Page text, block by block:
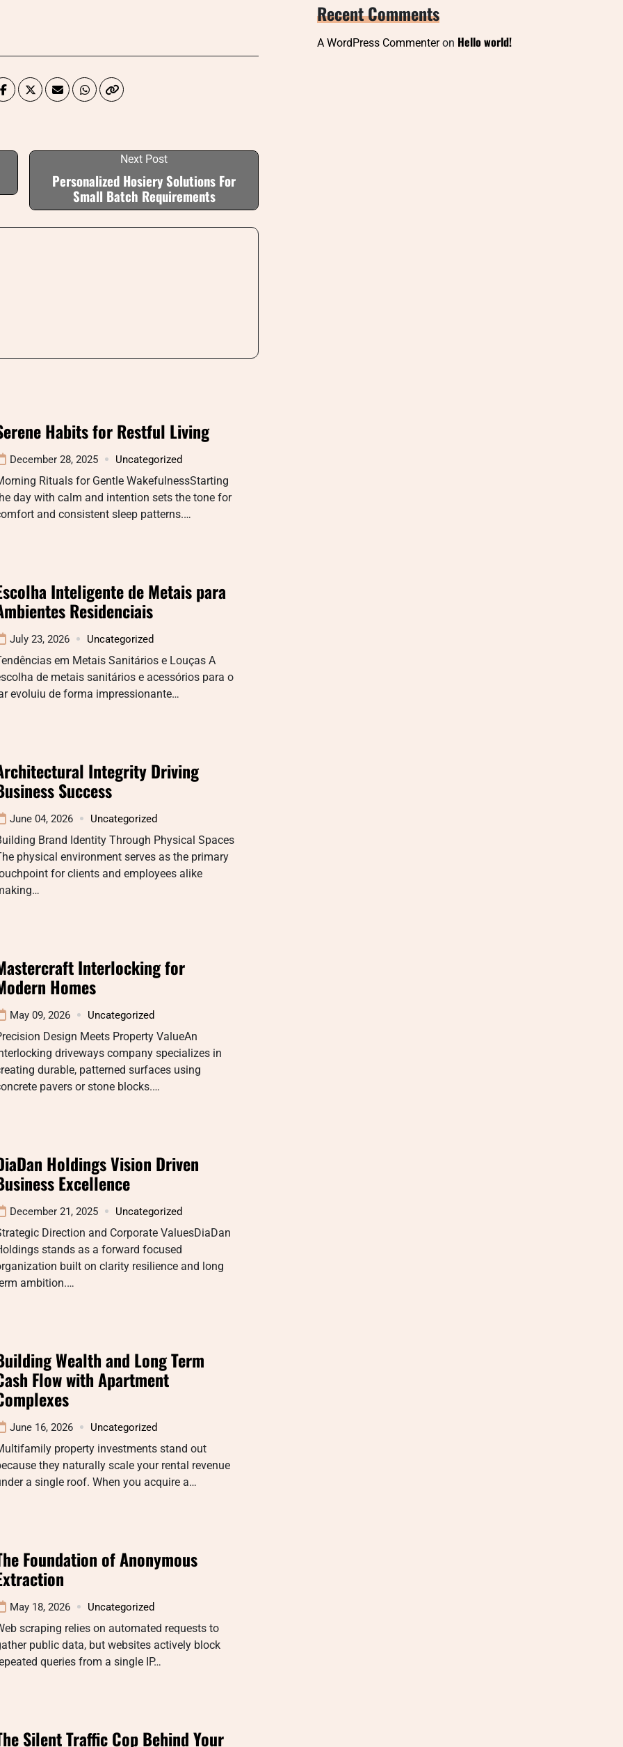
Next Post
Personalized Hosiery Solutions For
Small Batch Requirements
Habits for Restful Living
December 28, 2025 Uncategorized
Rituals for Gentle WakefulnessStarting
day with calm and intention sets the tone for
and consistent sleep patterns.…
Inteligente de Metais para
Residenciais
July 23, 2026 Uncategorized
em Metais Sanitários e Louças A
de metais sanitários e acessórios para o
evoluiu de forma impressionante…
Integrity Driving
Success
June 04, 2026 Uncategorized
Brand Identity Through Physical Spaces
physical environment serves as the primary
for clients and employees alike
Interlocking for
Homes
May 09, 2026 Uncategorized
Design Meets Property ValueAn
driveways company specializes in
durable, patterned surfaces using
pavers or stone blocks.…
Holdings Vision Driven
Excellence
December 21, 2025 Uncategorized
Direction and Corporate ValuesDiaDan
stands as a forward focused
built on clarity resilience and long
ambition.…
Wealth and Long Term
Flow with Apartment
June 16, 2026 Uncategorized
property investments stand out
they naturally scale your rental revenue
a single roof. When you acquire a…
Foundation of Anonymous
May 18, 2026 Uncategorized
scraping relies on automated requests to
public data, but websites actively block
queries from a single IP…
Silent Traffic Cop Behind Your
Recent Comments
A WordPress Commenteron Hello world!